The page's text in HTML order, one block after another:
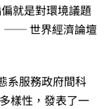
就是對環境議題
── 世界經濟論壇
系服務政府間科
樣性，發表了一